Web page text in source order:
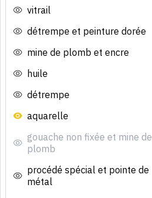
vitrail
détrempe et peinture dorée
mine de plomb et encre
huile
détrempe
aquarelle
gouache non fixée et mine de
plomb
procédé spécial et pointe de
métal